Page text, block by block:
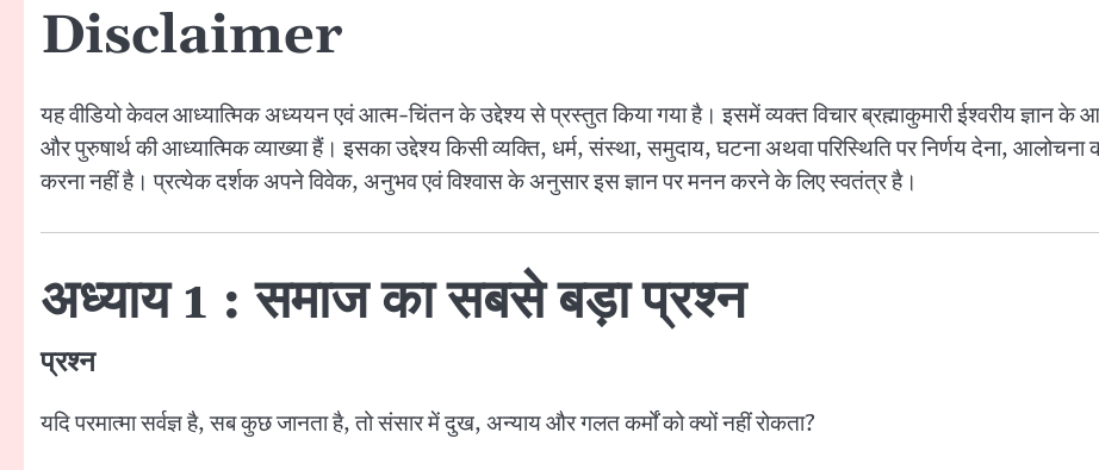
Disclaimer
यह वीडियो केवल आध्यात्मिक अध्ययन एवं आत्म-चिंतन के उद्देश्य से प्रस्तुत किया गया है। इसमें व्यक्त विचार ब्रह्माकुमारी ईश्वरीय ज्ञान के
और पुरुषार्थ की आध्यात्मिक व्याख्या हैं। इसका उद्देश्य किसी व्यक्ति, धर्म, संस्था, समुदाय, घटना अथवा परिस्थिति पर निर्णय देना,
करना नहीं है। प्रत्येक दर्शक अपने विवेक, अनुभव एवं विश्वास के अनुसार इस ज्ञान पर मनन करने के लिए स्वतंत्र है।
अध्याय 1 : समाज का सबसे बड़ा प्रश्न
प्रश्न
यदि परमात्मा सर्वज्ञ है, सब कुछ जानता है, तो संसार में दुख, अन्याय और गलत कर्मों को क्यों नहीं रोकता?